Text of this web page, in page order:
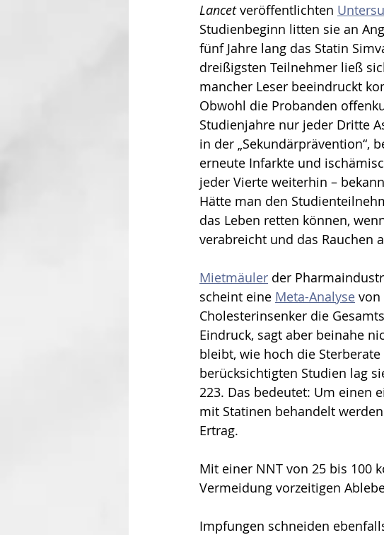
Lancet veröffentlichten
Studienbeginn litten sie an
fünf Jahre lang das Statin
dreißigsten Teilnehmer ließ
mancher Leser beeindruckt
Obwohl die Probanden
Studienjahre nur jeder Dritte
in der „Sekundärprävention“,
erneute Infarkte und
jeder Vierte weiterhin –
Hätte man den
das Leben retten können,
verabreicht und das Rauchen
Mietmäuler der
scheint eine Meta-Analyse von
Cholesterinsenker die
Eindruck, sagt aber beinahe
bleibt, wie hoch die
berücksichtigten Studien lag
223. Das bedeutet: Um einen
mit Statinen behandelt
Ertrag.
Mit einer NNT von 25 bis 100
Vermeidung vorzeitigen
Impfungen schneiden